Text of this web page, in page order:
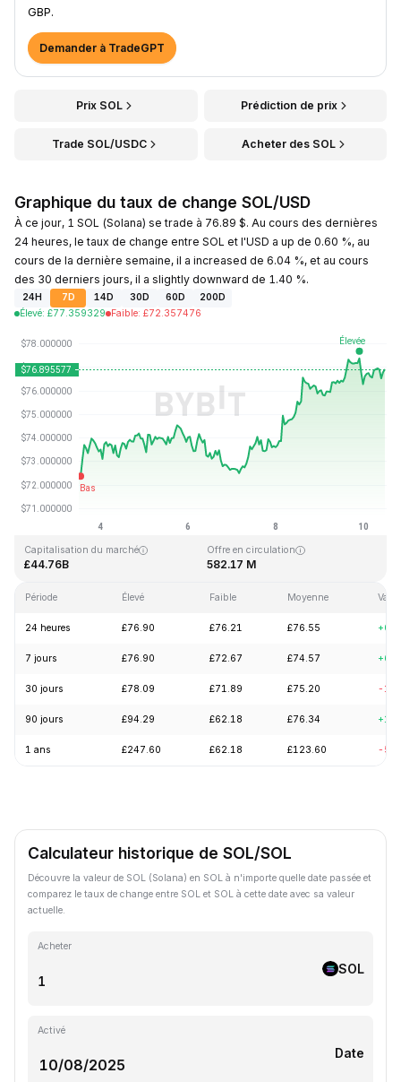
GBP.
Demander à TradeGPT
Prix SOL Prédiction de prix
Trade SOL/USDC Acheter des SOL
Graphique du taux de change SOL/USD
À ce jour, 1 SOL (Solana) se trade à 76.89 $. Au cours des dernières
24 heures, le taux de change entre SOL et l'USD a up de 0.60 %, au
cours de la dernière semaine, il a increased de 6.04 %, et au cours
des 30 derniers jours, il a slightly downward de 1.40 %.
24H 7D 14D 30D 60D
200D
Élevé: £77.359329 Faible: £72.357476
Dernière mise à jour : 2026-08-10, 11:57 GMT+0
Plus haut niveau historique
Capitalisation du marché
£44.76B
Offre en circulation
582.17 M
Période Élevé Faible Moyenne
24 heures £76.90 £76.21 £76.55
7 jours £76.90 £72.67 £74.57
30 jours £78.09 £71.89 £75.20 -
90 jours £94.29 £62.18 £76.34
1 ans £247.60 £62.18 £123.60 -
Calculateur historique de SOL/SOL
Découvre la valeur de SOL (Solana) en SOL à n'importe quelle date passée et
comparez le taux de change entre SOL et SOL à cette date avec sa valeur
actuelle.
Acheter
SOL
Activé
Date